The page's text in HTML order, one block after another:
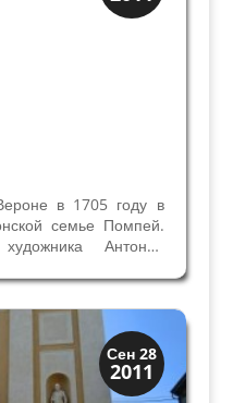
в 1705 году в
семье Помпей.
Антонио
прежде всего, как
классическую
Сен 28
2011